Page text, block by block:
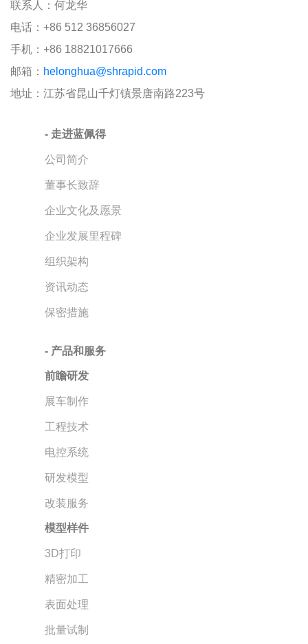
联系人：何龙华
电话：+86 512 36856027
手机：+86 18821017666
邮箱： helonghua@shrapid.com
地址：江苏省昆山千灯镇景唐南路223号
- 走进蓝佩得
公司简介
董事长致辞
企业文化及愿景
企业发展里程碑
组织架构
资讯动态
保密措施
- 产品和服务
前瞻研发
展车制作
工程技术
电控系统
研发模型
改装服务
模型样件
3D打印
精密加工
表面处理
批量试制